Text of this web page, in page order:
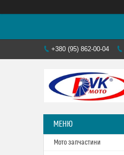
+380 (95) 862-00-04
Мото запчастини